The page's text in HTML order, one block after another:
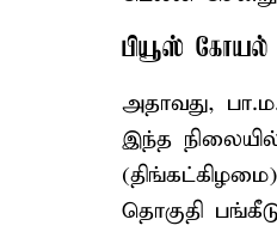
பியூஸ்
அதாவது,
இந்த
தொகுதி